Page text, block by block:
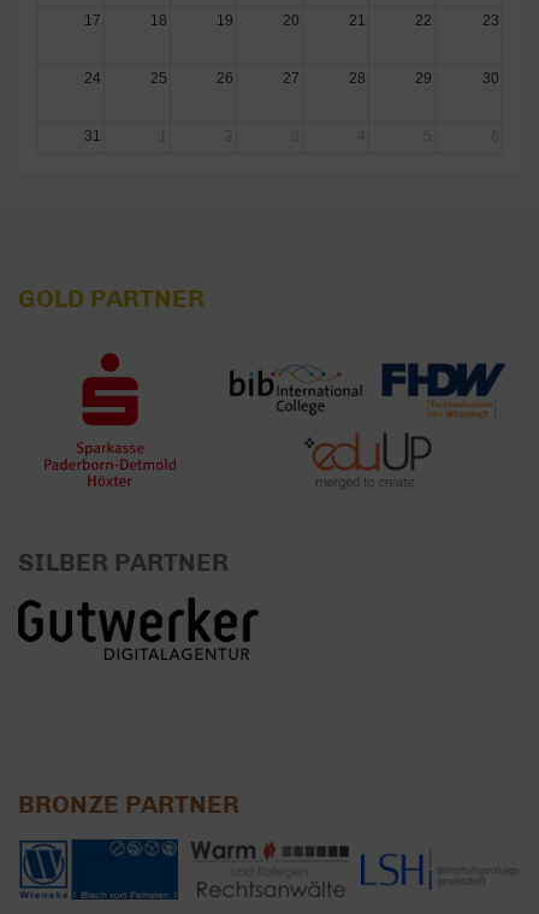
17 18 19 20 21 22 23
24 25 26 27 28 29 30
31
GOLD PARTNER
SILBER PARTNER
BRONZE PARTNER